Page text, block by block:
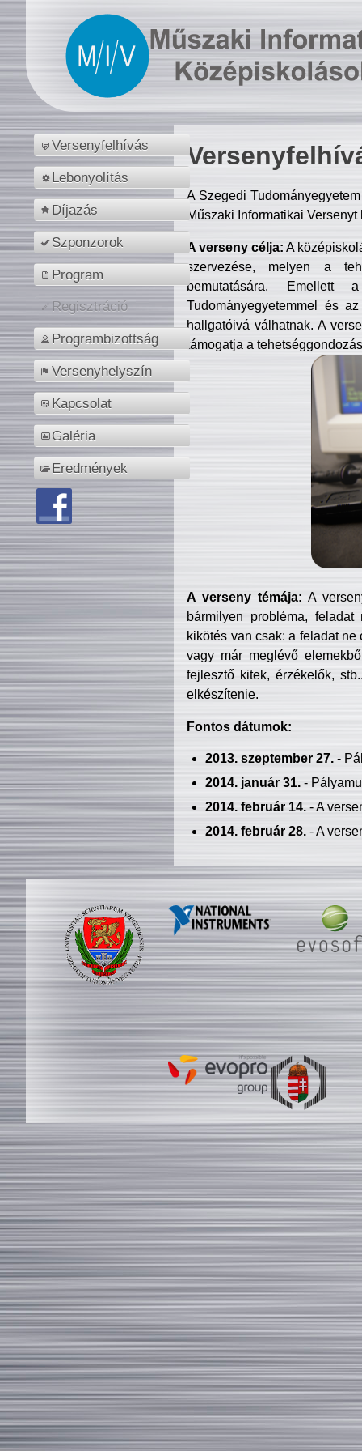
Versenyfelhívás
Lebonyolítás
Díjazás
Szponzorok
Program
Regisztráció
Programbizottság
Versenyhelyszín
Kapcsolat
Galéria
Eredmények
A Szegedi
Műszaki Informatikai
A verseny célja: A
szervezése, melyen a
bemutatására. Emellett
Tudományegyetemmel és
hallgatóivá válhatnak. A
támogatja a
A verseny témája: A
bármilyen probléma, feladat
kikötés van csak: a feladat
vagy már meglévő
fejlesztő kitek, érzékelők,
elkészítenie.
Fontos dátumok:
2013. szeptember 27.-
2014. január 31.-
2014. február 14.- A
2014. február 28.- A